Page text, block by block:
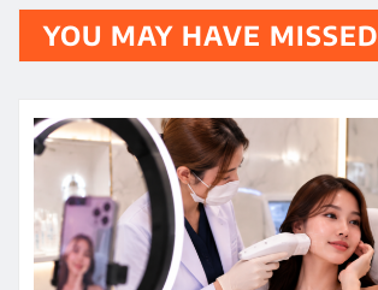
YOU MAY HAVE MISSED